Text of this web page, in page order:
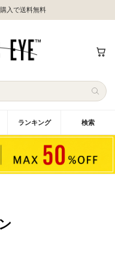
入で送料無料
ランキング 検索